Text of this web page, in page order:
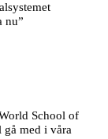
nu”
School of
med i våra